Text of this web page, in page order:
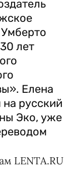
лет
Елена
русский
Эко, уже
LENTA.RU